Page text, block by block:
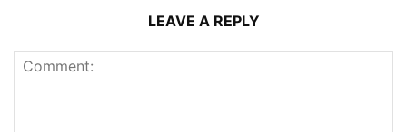
LEAVE A REPLY